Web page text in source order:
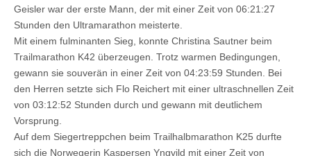
Geisler war der erste Mann, der mit einer Zeit von 06:21:27
Stunden den Ultramarathon meisterte.
Mit einem fulminanten Sieg, konnte Christina Sautner beim
Trailmarathon K42 überzeugen. Trotz warmen Bedingungen,
gewann sie souverän in einer Zeit von 04:23:59 Stunden. Bei
den Herren setzte sich Flo Reichert mit einer ultraschnellen Zeit
von 03:12:52 Stunden durch und gewann mit deutlichem
Vorsprung.
Auf dem Siegertreppchen beim Trailhalbmarathon K25 durfte
sich die Norwegerin Kaspersen Yngvild mit einer Zeit von